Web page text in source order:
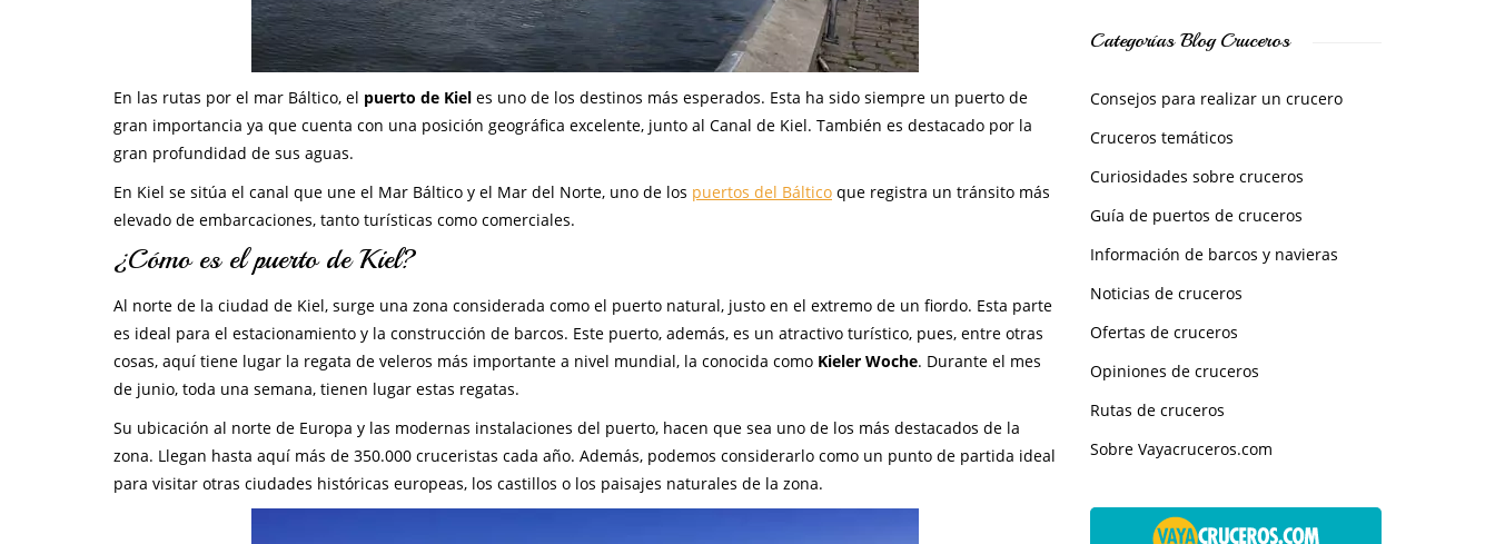
En las rutas por el mar Báltico, el puerto de Kiel es uno de los destinos más esperados. Esta ha sido siempre un puerto de
gran importancia ya que cuenta con una posición geográfica excelente, junto al Canal de Kiel. También es destacado por la
gran profundidad de sus aguas.
En Kiel se sitúa el canal que une el Mar Báltico y el Mar del Norte, uno de los puertos del Báltico que registra un tránsito más
elevado de embarcaciones, tanto turísticas como comerciales.
¿Cómo es el puerto de Kiel?
Al norte de la ciudad de Kiel, surge una zona considerada como el puerto natural, justo en el extremo de un fiordo. Esta parte
es ideal para el estacionamiento y la construcción de barcos. Este puerto, además, es un atractivo turístico, pues, entre otras
cosas, aquí tiene lugar la regata de veleros más importante a nivel mundial, la conocida como Kieler Woche. Durante el mes
de junio, toda una semana, tienen lugar estas regatas.
Su ubicación al norte de Europa y las modernas instalaciones del puerto, hacen que sea uno de los más destacados de la
zona. Llegan hasta aquí más de 350.000 cruceristas cada año. Además, podemos considerarlo como un punto de partida ideal
para visitar otras ciudades históricas europeas, los castillos o los paisajes naturales de la zona.
Categorías Blog Cruceros
Consejos para realizar un crucero
Cruceros temáticos
Curiosidades sobre cruceros
Guía de puertos de cruceros
Información de barcos y navieras
Noticias de cruceros
Ofertas de cruceros
Opiniones de cruceros
Rutas de cruceros
Sobre Vayacruceros.com